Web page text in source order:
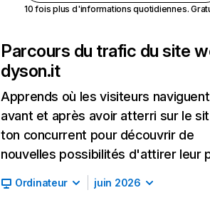
10 fois plus d'informations quotidiennes.
Parcours du trafic du site
dyson.it
Apprends où les visiteurs naviguent
avant et après avoir atterri sur le
ton concurrent pour découvrir de
nouvelles possibilités d'attirer leur
Ordinateur juin 2026